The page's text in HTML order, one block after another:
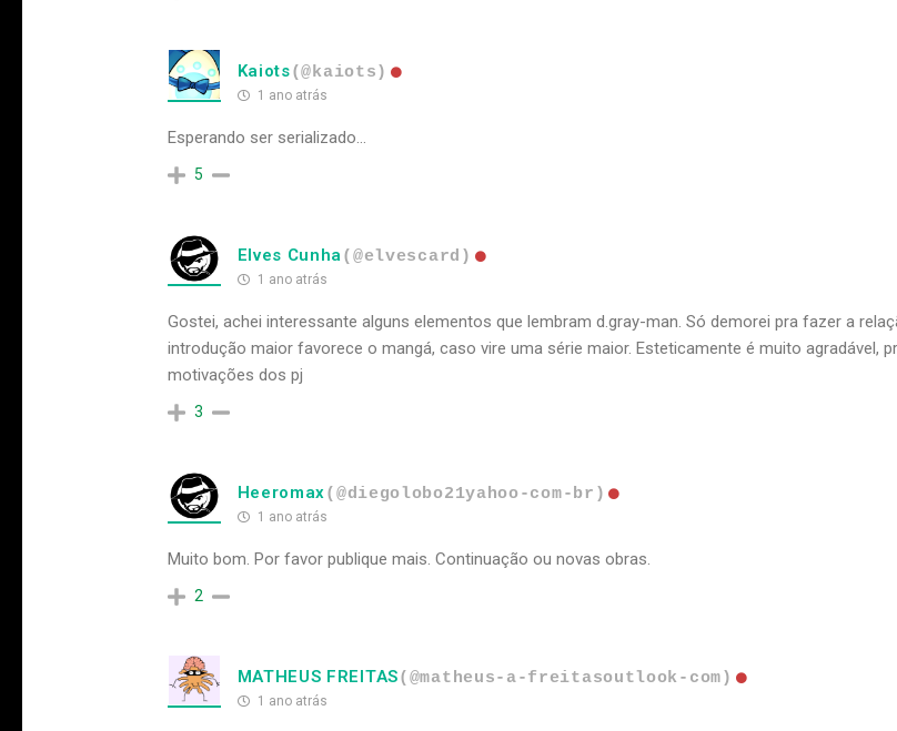
Kaiots(@kaiots)
1 ano atrás
Esperando ser serializado...
5
Elves Cunha(@elvescard)
1 ano atrás
Gostei, achei interessante alguns elementos que lembram d.gray-man. Só demorei pra fazer a
introdução maior favorece o mangá, caso vire uma série maior. Esteticamente é muito agradável,
motivações dos pj
3
Heeromax(@diegolobo21yahoo-com-br)
1 ano atrás
Muito bom. Por favor publique mais. Continuação ou novas obras.
2
MATHEUS FREITAS(@matheus-a-freitasoutlook-com)
1 ano atrás